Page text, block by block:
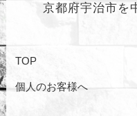
京都府宇治市を
TOP
個人のお客様へ